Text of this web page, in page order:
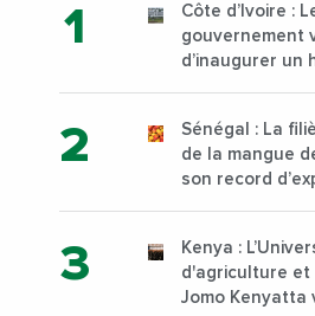
Côte d’Ivoire :
gouvernement
d’inaugurer un
Sénégal : La
de la mangue
son record
Kenya :
d'agriculture et
Jomo Kenyatta